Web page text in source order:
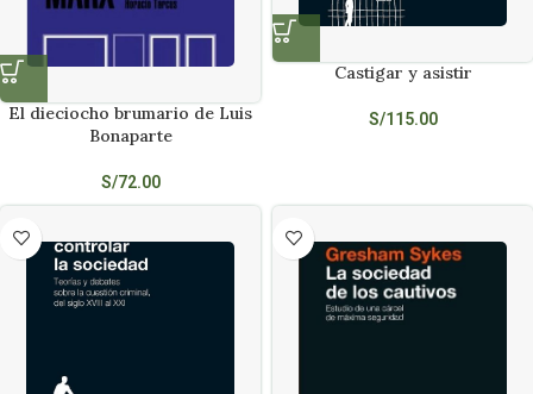
El dieciocho brumario de Luis
Bonaparte
S/72.00
Castigar y asistir
S/115.00